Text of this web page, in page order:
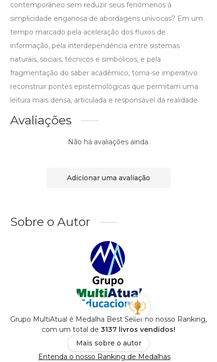
contemporâneo sem reduzir seus fenômenos à
simplicidade enganosa de abordagens unívocas? Em um
tempo marcado pela aceleração dos fluxos de
informação, pela interdependência entre sistemas
naturais, sociais, técnicos e simbólicos, e pela
fragmentação do saber acadêmico, torna-se imperativo
reconstruir pontes epistemológicas que permitam uma
leitura mais densa, articulada e responsável da realidade.
Avaliações
Não há avaliações ainda.
Adicionar uma avaliação
Sobre o Autor
Grupo MultiAtual é Medalha Best Seller no nosso Ranking,
com um total de 3137 livros vendidos!
Mais sobre o autor
Entenda o nosso Ranking de Medalhas